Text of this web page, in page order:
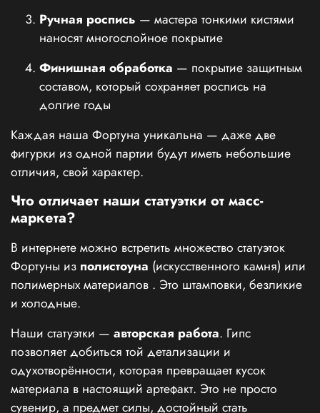
Ручная роспись — мастера тонкими кистями
наносят многослойное покрытие
Финишная обработка — покрытие защитным
составом, который сохраняет роспись на
долгие годы
Каждая наша Фортуна уникальна — даже две
фигурки из одной партии будут иметь небольшие
отличия, свой характер.
Что отличает наши статуэтки от масс-
маркета?
В интернете можно встретить множество статуэток
Фортуны из полистоуна (искусственного камня) или
полимерных материалов . Это штамповки, безликие
и холодные.
Наши статуэтки — авторская работа. Гипс
позволяет добиться той детализации и
одухотворённости, которая превращает кусок
материала в настоящий артефакт. Это не просто
сувенир, а предмет силы, достойный стать